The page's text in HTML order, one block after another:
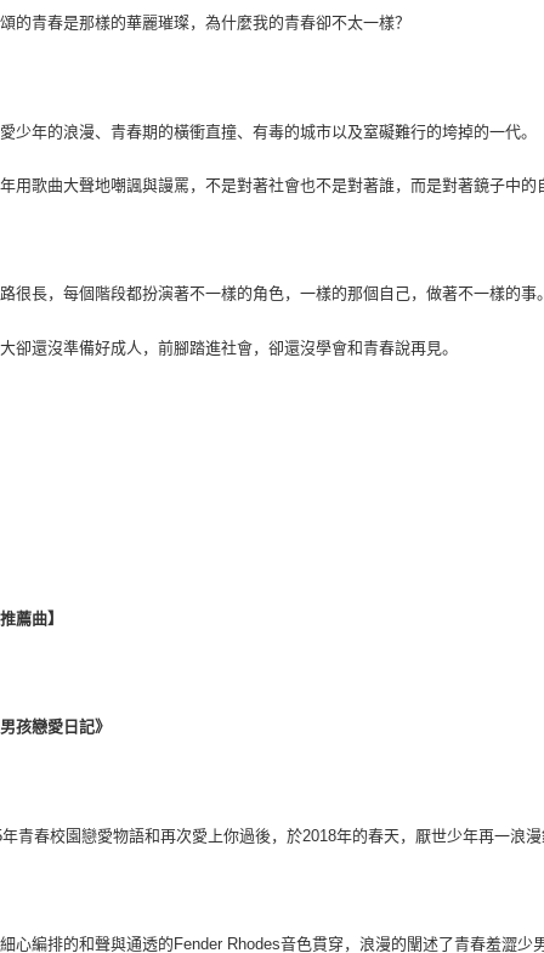
的青春是那樣的華麗璀璨，為什麼我的青春卻不太一樣？
少年的浪漫、青春期的橫衝直撞、有毒的城市以及窒礙難行的垮掉的一代。
用歌曲大聲地嘲諷與謾罵，不是對著社會也不是對著誰，而是對著鏡子中的
很長，每個階段都扮演著不一樣的角色，一樣的那個自己，做著不一樣的事。
卻還沒準備好成人，前腳踏進社會，卻還沒學會和青春說再見。
薦曲】
孩戀愛日記》
年青春校園戀愛物語和再次愛上你過後，於2018年的春天，厭世少年再一浪
心編排的和聲與通透的Fender Rhodes音色貫穿，浪漫的闡述了青春羞澀少